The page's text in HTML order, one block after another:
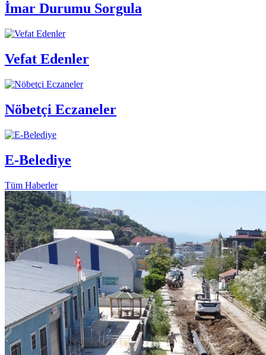
İmar Durumu Sorgula
Vefat Edenler
Nöbetçi Eczaneler
E-Belediye
Tüm Haberler